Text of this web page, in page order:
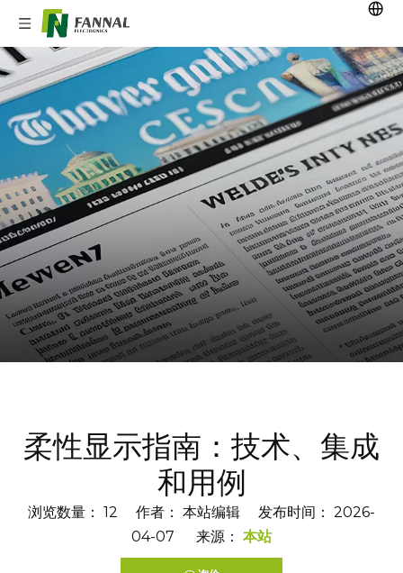
柔性显示指南：技术、集成
和用例
浏览数量： 12 作者： 本站编辑 发布时间： 2026-
04-07 来源： 本站